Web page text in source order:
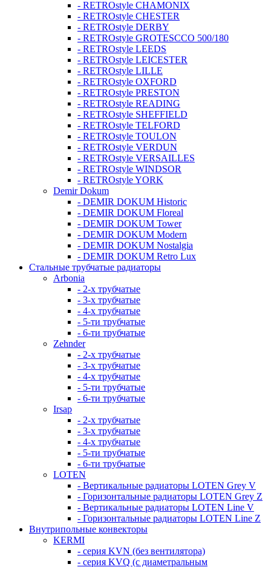
- RETROstyle CHAMONIX
- RETROstyle CHESTER
- RETROstyle DERBY
- RETROstyle GROTESCCO 500/180
- RETROstyle LEEDS
- RETROstyle LEICESTER
- RETROstyle LILLE
- RETROstyle OXFORD
- RETROstyle PRESTON
- RETROstyle READING
- RETROstyle SHEFFIELD
- RETROstyle TELFORD
- RETROstyle TOULON
- RETROstyle VERDUN
- RETROstyle VERSAILLES
- RETROstyle WINDSOR
- RETROstyle YORK
Demir Dokum
- DEMIR DOKUM Historic
- DEMIR DOKUM Floreal
- DEMIR DOKUM Tower
- DEMIR DOKUM Modern
- DEMIR DOKUM Nostalgia
- DEMIR DOKUM Retro Lux
Стальные трубчатые радиаторы
Arbonia
- 2-х трубчатые
- 3-х трубчатые
- 4-х трубчатые
- 5-ти трубчатые
- 6-ти трубчатые
Zehnder
- 2-х трубчатые
- 3-х трубчатые
- 4-х трубчатые
- 5-ти трубчатые
- 6-ти трубчатые
Irsap
- 2-х трубчатые
- 3-х трубчатые
- 4-х трубчатые
- 5-ти трубчатые
- 6-ти трубчатые
LOTEN
- Вертикальные радиаторы LOTEN Grey V
- Горизонтальные радиаторы LOTEN Grey Z
- Вертикальные радиаторы LOTEN Line V
- Горизонтальные радиаторы LOTEN Line Z
Внутрипольные конвекторы
KERMI
- серия KVN (без вентилятора)
- серия KVQ (с диаметральным